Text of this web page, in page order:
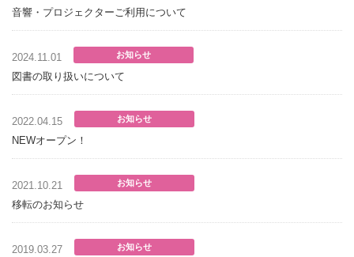
音響・プロジェクターご利用について
2024.11.01 お知らせ
図書の取り扱いについて
2022.04.15 お知らせ
NEWオープン！
2021.10.21 お知らせ
移転のお知らせ
2019.03.27 お知らせ